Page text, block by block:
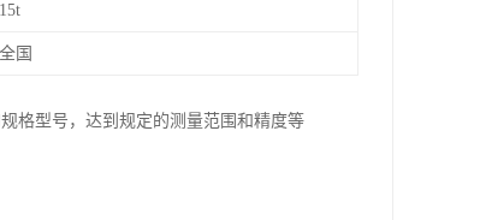
15t
全国
格型号，达到规定的测量范围和精度等